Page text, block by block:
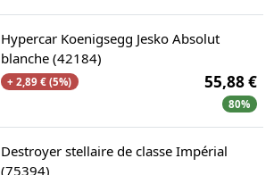
Hypercar Koenigsegg Jesko Absolut
blanche (42184)
+ 2,89 € (5%) 55,88 €
80%
Destroyer stellaire de classe Impérial
(75394)